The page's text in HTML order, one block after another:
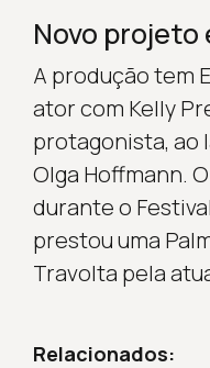
Novo
A produção tem
ator com Kelly
protagonista, ao
Olga Hoffmann.
durante o
prestou uma
Travolta pela
Relacionados: